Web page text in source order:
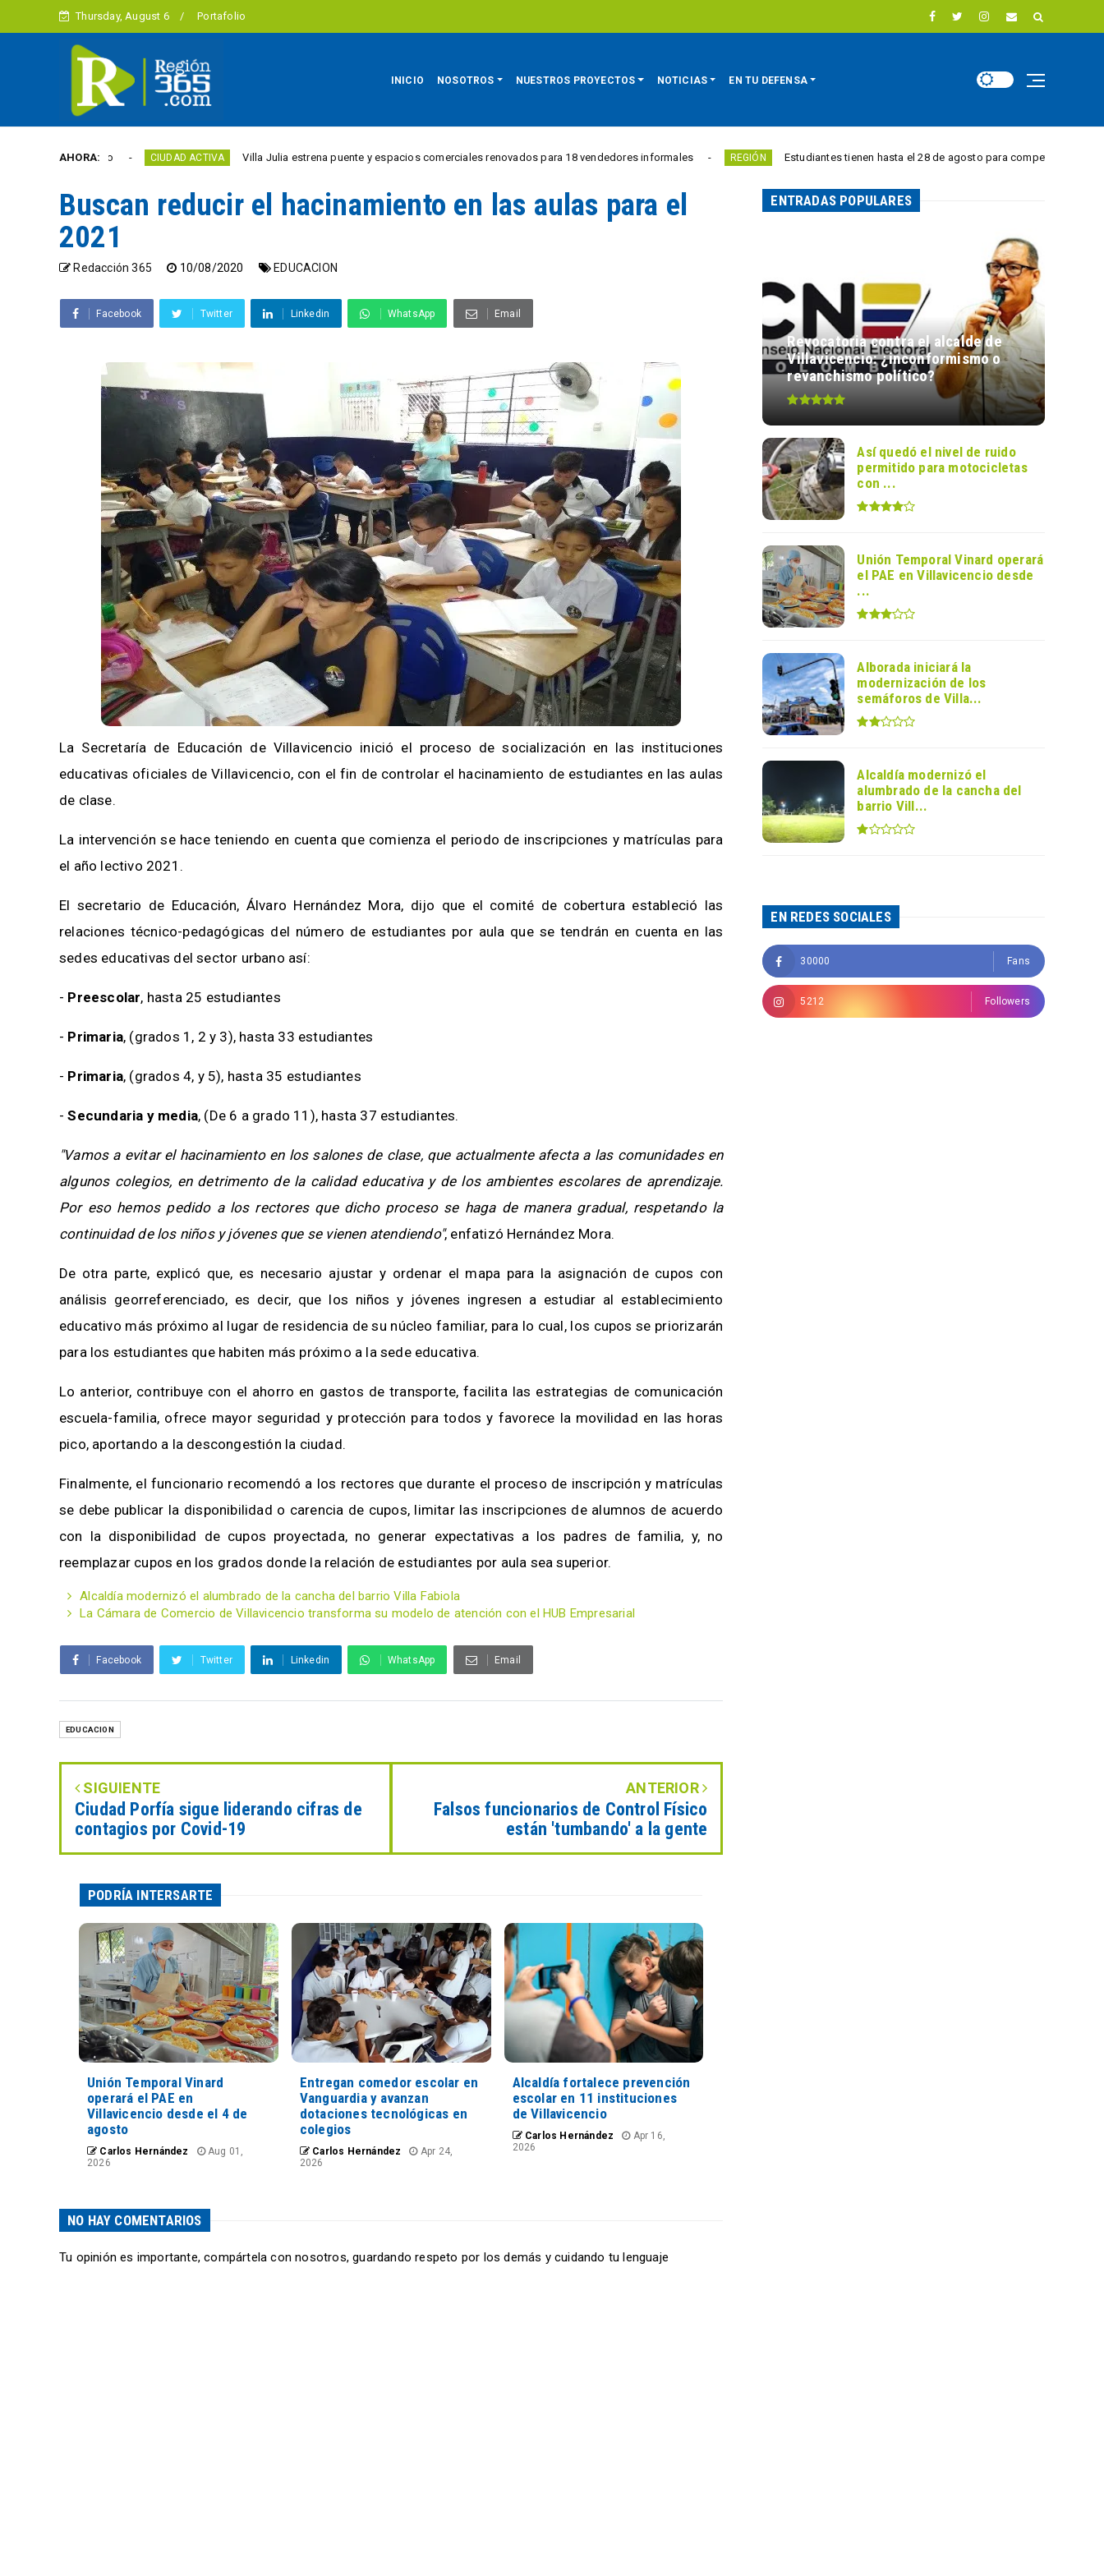
Thursday, August 6 Portafolio
INICIO NOSOTROS NUESTROS PROYECTOS NOTICIAS EN TU DEFENSA
AHORA:CIUDAD ACTIVA Villa Julia estrena puente y espacios comerciales renovados para 18 vendedores informales REGIÓN Estudiantes tienen hasta el 28 de agosto para competir por 10.000 euros en
Buscan reducir el hacinamiento en las aulas para el
2021
Redacción 365 10/08/2020 EDUCACION
Facebook Twitter Linkedin WhatsApp Email
La Secretaría de Educación de Villavicencio inició el proceso de socialización en las instituciones
educativas oficiales de Villavicencio, con el fin de controlar el hacinamiento de estudiantes en las aulas
de clase.
La intervención se hace teniendo en cuenta que comienza el periodo de inscripciones y matrículas para
el año lectivo 2021.
El secretario de Educación, Álvaro Hernández Mora, dijo que el comité de cobertura estableció las
relaciones técnico-pedagógicas del número de estudiantes por aula que se tendrán en cuenta en las
sedes educativas del sector urbano así:
- Preescolar, hasta 25 estudiantes
- Primaria, (grados 1, 2 y 3), hasta 33 estudiantes
- Primaria, (grados 4, y 5), hasta 35 estudiantes
-Secundaria y media, (De 6 a grado 11), hasta 37 estudiantes.
"Vamos a evitar el hacinamiento en los salones de clase, que actualmente afecta a las comunidades en
algunos colegios, en detrimento de la calidad educativa y de los ambientes escolares de aprendizaje.
Por eso hemos pedido a los rectores que dicho proceso se haga de manera gradual, respetando la
continuidad de los niños y jóvenes que se vienen atendiendo", enfatizó Hernández Mora.
De otra parte, explicó que, es necesario ajustar y ordenar el mapa para la asignación de cupos con
análisis georreferenciado, es decir, que los niños y jóvenes ingresen a estudiar al establecimiento
educativo más próximo al lugar de residencia de su núcleo familiar, para lo cual, los cupos se priorizarán
para los estudiantes que habiten más próximo a la sede educativa.
Lo anterior, contribuye con el ahorro en gastos de transporte, facilita las estrategias de comunicación
escuela-familia, ofrece mayor seguridad y protección para todos y favorece la movilidad en las horas
pico, aportando a la descongestión la ciudad.
Finalmente, el funcionario recomendó a los rectores que durante el proceso de inscripción y matrículas
se debe publicar la disponibilidad o carencia de cupos, limitar las inscripciones de alumnos de acuerdo
con la disponibilidad de cupos proyectada, no generar expectativas a los padres de familia, y, no
reemplazar cupos en los grados donde la relación de estudiantes por aula sea superior.
Alcaldía modernizó el alumbrado de la cancha del barrio Villa Fabiola
La Cámara de Comercio de Villavicencio transforma su modelo de atención con el HUB Empresarial
Facebook Twitter Linkedin WhatsApp Email
EDUCACION
SIGUIENTE
Ciudad Porfía sigue liderando cifras de
contagios por Covid-19
ANTERIOR
Falsos funcionarios de Control Físico
están 'tumbando' a la gente
PODRÍA INTERSARTE
Unión Temporal Vinard
operará el PAE en
Villavicencio desde el 4 de
agosto
Carlos Hernández
Aug 01,
2026
Entregan comedor escolar en
Vanguardia y avanzan
dotaciones tecnológicas en
colegios
Carlos Hernández
Apr 24,
2026
Alcaldía fortalece prevención
escolar en 11 instituciones
de Villavicencio
Carlos Hernández
Apr 16,
2026
NO HAY COMENTARIOS
Tu opinión es importante, compártela con nosotros, guardando respeto por los demás y cuidando tu lenguaje
ENTRADAS POPULARES
Revocatoria contra el alcalde de
Villavicencio: ¿inconformismo o
revanchismo político?
Así quedó el nivel de ruido
permitido para motocicletas
con ...
Unión Temporal Vinard operará
el PAE en Villavicencio desde
...
Alborada iniciará la
modernización de los
semáforos de Villa...
Alcaldía modernizó el
alumbrado de la cancha del
barrio Vill...
EN REDES SOCIALES
30000 Fans
5212 Followers